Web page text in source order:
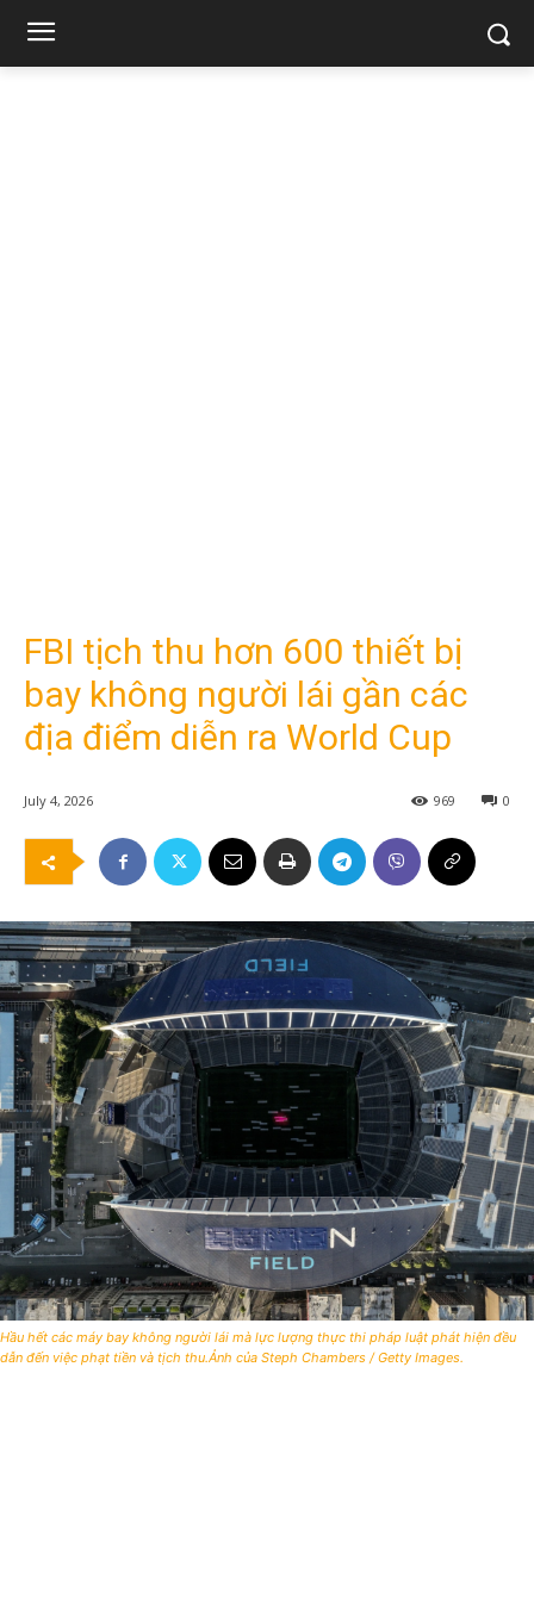
FBI tịch thu hơn 600 thiết bị
bay không người lái gần các
địa điểm diễn ra World Cup
July 4, 2026 0
969
Hầu hết các máy bay không người lái mà lực lượng thực thi pháp luật phát hiện đều
dẫn đến việc phạt tiền và tịch thu.Ảnh của Steph Chambers / Getty Images.